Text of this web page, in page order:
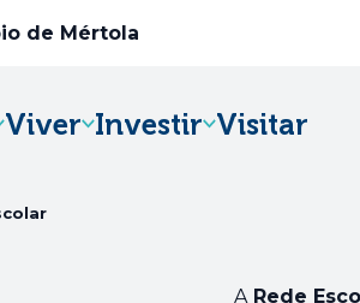
de Mértola
Viver Investir Visitar
Abre num
ARede